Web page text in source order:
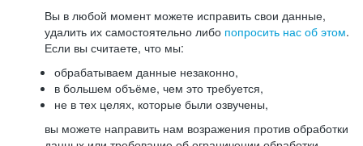
Вы в любой момент можете исправить свои данные,
удалить их самостоятельно либо попросить нас об этом.
Если вы считаете, что мы:
обрабатываем данные незаконно,
в большем объёме, чем это требуется,
не в тех целях, которые были озвучены,
вы можете направить нам возражения против обработки